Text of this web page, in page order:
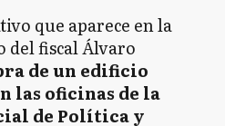
que aparece en la
del fiscal Álvaro
de un edificio
las oficinas de la
de Política y